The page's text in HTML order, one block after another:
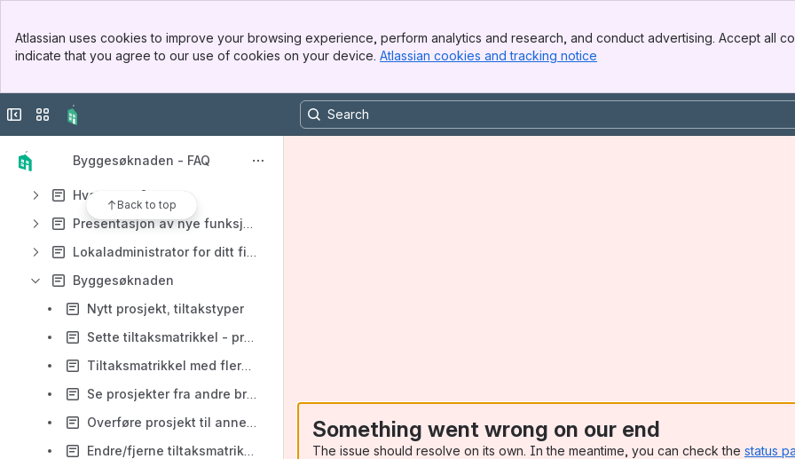
Top Bar
Sidebar
Atlassian uses cookies to improve your browsing experience, perform analytics and research, and conduct advertising. Accept all
indicate that you agree to our use of cookies on your device. Atlassian cookies and tracking notice
Collapse sidebar
Switch sites or apps
Byggesøknaden - FAQ
Back to top
Results will update as you type.
Hva er nytt?
Presentasjon av nye funksjoner
Lokaladministrator for ditt firma
Byggesøknaden
Nytt prosjekt, tiltakstyper
Sette tiltaksmatrikkel - problemer
Tiltaksmatrikkel med flere adresser
Se prosjekter fra andre brukere
Overføre prosjekt til annen bruker
Endre/fjerne tiltaksmatrikkel
Something went wrong on our end
The issue should resolve on its own. In the meantime, you can check the status